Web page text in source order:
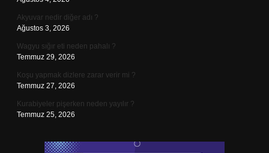
Akyuvar nedir diğer adı ?
Ağustos 3, 2026
Wagyu sığır eti neden pahalı ?
Temmuz 29, 2026
Koşu yapmak dizlere zarar verir mi ?
Temmuz 27, 2026
Kurabiyeler pişerken neden yayılır ?
Temmuz 25, 2026